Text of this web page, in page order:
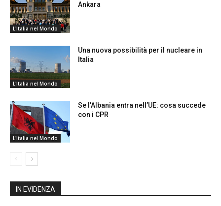
L'Italia nel Mondo
Ankara
L'Italia nel Mondo
Una nuova possibilità per il nucleare in
Italia
L'Italia nel Mondo
Se l’Albania entra nell’UE: cosa succede
con i CPR
IN EVIDENZA